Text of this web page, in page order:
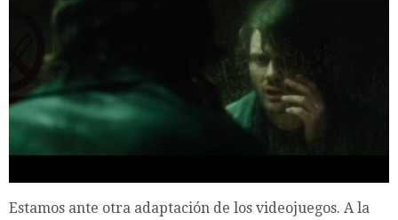
Estamos ante otra adaptación de los videojuegos. A la